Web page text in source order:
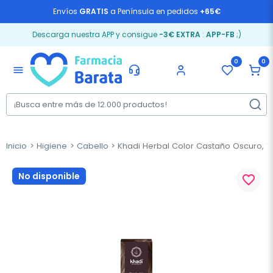
Envíos GRATIS a Península en pedidos +65€
Descarga nuestra APP y consigue -3€ EXTRA: APP-FB ;)
menu
0 0
Inicio Higiene Cabello Khadi Herbal Color Castaño Oscuro,
No disponible favorite_border